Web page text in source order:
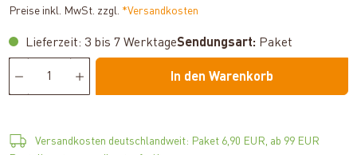
Preise inkl. MwSt. zzgl. *Versandkosten
Lieferzeit: 3 bis 7 WerktageSendungsart: Paket
In den Warenkorb
Versandkosten deutschlandweit: Paket 6,90 EUR, ab 99 EUR